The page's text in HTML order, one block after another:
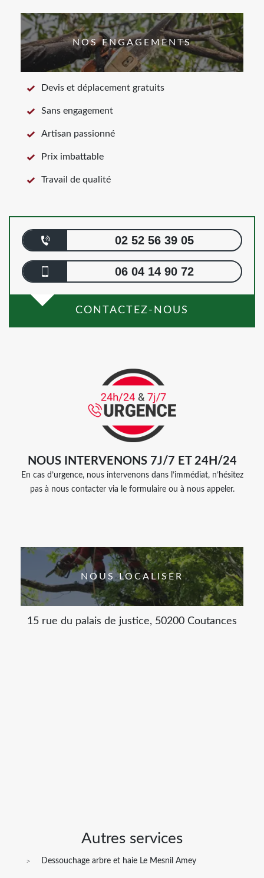
NOS ENGAGEMENTS
Devis et déplacement gratuits
Sans engagement
Artisan passionné
Prix imbattable
Travail de qualité
02 52 56 39 05
06 04 14 90 72
CONTACTEZ-NOUS
NOUS INTERVENONS 7J/7 ET 24H/24
En cas d’urgence, nous intervenons dans l’immédiat, n’hésitez
pas à nous contacter via le formulaire ou à nous appeler.
NOUS LOCALISER
15 rue du palais de justice, 50200 Coutances
Autres services
Dessouchage arbre et haie Le Mesnil Amey